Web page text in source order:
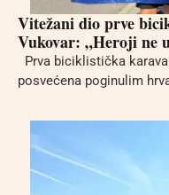
Vitežani dio prve
Vukovar: „Heroji ne
Prva biciklistička
posvećena poginulim